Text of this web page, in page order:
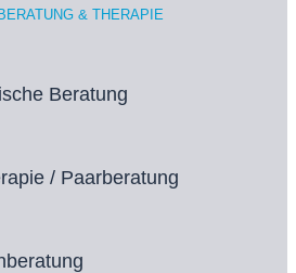
& THERAPIE
Beratung
/ Paarberatung